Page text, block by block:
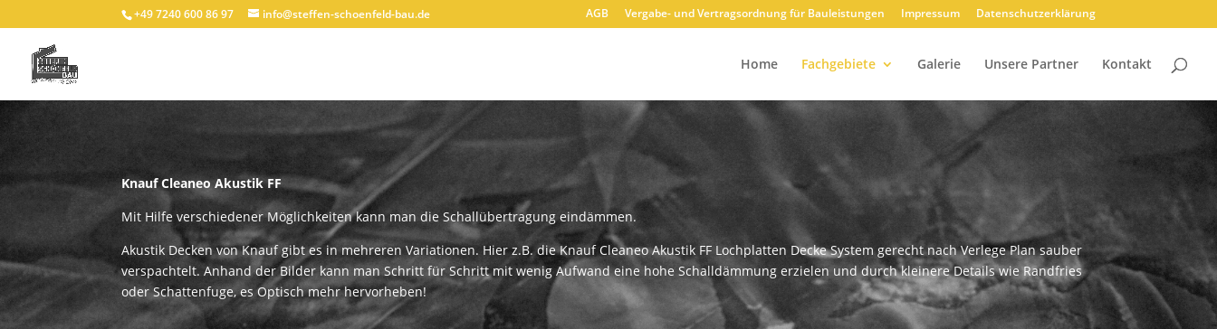
+49 7240 600 86 97 info@steffen-schoenfeld-bau.de AGB Vergabe- und Vertragsordnung für Bauleistungen Impressum Datenschutzerklärung
Home Fachgebiete Galerie Unsere Partner Kontakt
Knauf Cleaneo Akustik FF
Mit Hilfe verschiedener Möglichkeiten kann man die Schallübertragung eindämmen.
Akustik Decken von Knauf gibt es in mehreren Variationen. Hier z.B. die Knauf Cleaneo Akustik FF Lochplatten Decke System gerecht nach Verlege Plan sauber
verspachtelt. Anhand der Bilder kann man Schritt für Schritt mit wenig Aufwand eine hohe Schalldämmung erzielen und durch kleinere Details wie Randfries
oder Schattenfuge, es Optisch mehr hervorheben!